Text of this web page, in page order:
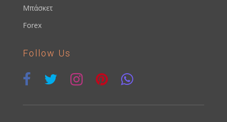
Μπάσκετ
Forex
Follow Us